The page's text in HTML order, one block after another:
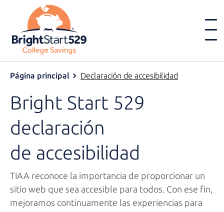
Página principal Declaración de accesibilidad
Bright Start 529
declaración
de accesibilidad
TIAA reconoce la importancia de proporcionar un
sitio web que sea accesible para todos. Con ese fin,
mejoramos continuamente las experiencias para